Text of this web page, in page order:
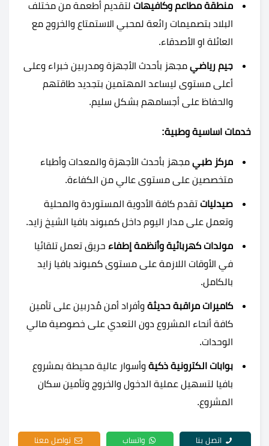
منطقة مطاعم وكافيهات لتقديم أطعمة من مختلف
البلاد بتصميمات رائعة لمحبي الاستمتاع والخروج مع
العائلة او الأصدقاء.
جيم رياضي مجهز بأحدث الأجهزة ومدربين خبراء وعلى
أعلى مستوى ليساعد المهتمين بتجديد طاقتهم
والحفاظ على أجسامهم بشكل سليم.
خدمات اساسية وطبية:
مركز طبي مجهز بأحدث الأجهزة والمعدات وأطباء
متخصصين على مستوى عالي من الكفاءة.
صيدليات تقدم كافة الأدوية المستوردة والمحلية
وتعمل على مدار اليوم داخل كمبوند بافيا الشيخ زايد.
مولدات كهربائية وأنظمة إطفاء حريق تعمل تلقائيا
في الأوقات اللازمة على مستوى كمبوند بافيا زايد
بالكامل.
كاميرات مراقبة حديثة وأفراد أمن مُدربين على تأمين
كافة أنحاء المشروع دون التعدي على خصوصية مالي
الوحدات.
بوابات الكترونية ذكية وأسوار عالية محيطة بمشروع
بافيا لتسهيل عملية الدخول والخروج وتأمين سكان
المشروع.
اتصل بنا واتساب تواصل معنا